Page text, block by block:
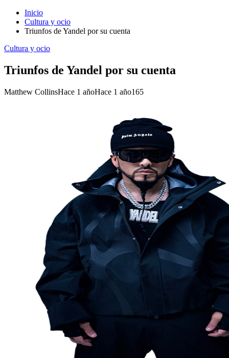
Inicio
Cultura y ocio
Triunfos de Yandel por su cuenta
Cultura y ocio
Triunfos de Yandel por su cuenta
Matthew CollinsHace 1 añoHace 1 año165